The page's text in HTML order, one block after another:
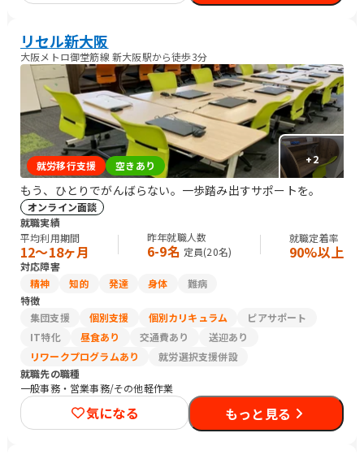
リセル新大阪
大阪メトロ御堂筋線 新大阪駅から徒歩3分
+2
就労移行支援 空きあり
もう、ひとりでがんばらない。一歩踏み出すサポートを。
オンライン面談
就職実績
平均利用期間
12〜18ヶ月
昨年就職人数
6-9名 定員(20名)
就職定着率
90%以上
対応障害
精神
知的 発達 身体
難病
特徴
集団支援
個別支援 個別カリキュラム
ピアサポート
IT特化
昼食あり 交通費あり
送迎あり
リワークプログラムあり
就労選択支援併設
就職先の職種
一般事務・営業事務/その他軽作業
気になる もっと見る